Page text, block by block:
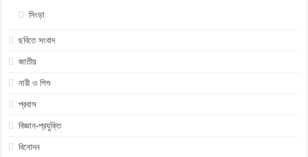
সিংড়া
ছবিতে সংবাদ
জাতীয়
নারী ও শিশু
প্রবাস
বিজ্ঞান-প্রযুক্তি
বিনোদন